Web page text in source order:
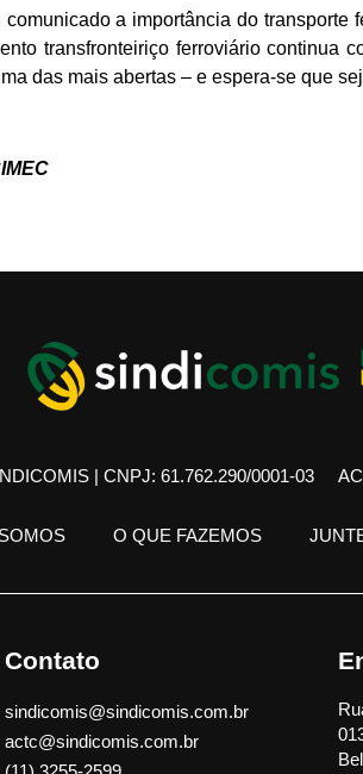
a importância do
transfronteiriço ferroviário
das mais abertas – e espera-se que
| CNPJ: 61.762.290/0001-03
O QUE FAZEMOS
Contato
sindicomis@sindicomis.com.br
actc@sindicomis.com.br